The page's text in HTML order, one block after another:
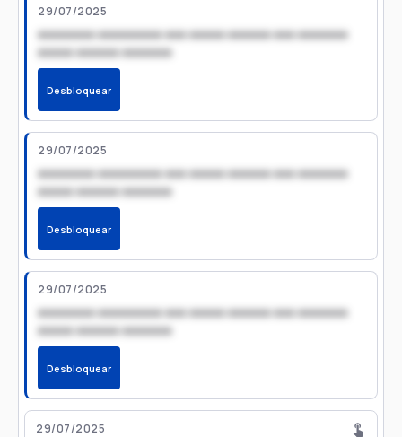
29/07/2025
xxxxxxxx xxxxxxxxx xxx xxxxx xxxxxx xxx xxxxxxx
xxxxx xxxxxx xxxxxxx
Desbloquear
29/07/2025
xxxxxxxx xxxxxxxxx xxx xxxxx xxxxxx xxx xxxxxxx
xxxxx xxxxxx xxxxxxx
Desbloquear
29/07/2025
xxxxxxxx xxxxxxxxx xxx xxxxx xxxxxx xxx xxxxxxx
xxxxx xxxxxx xxxxxxx
Desbloquear
29/07/2025